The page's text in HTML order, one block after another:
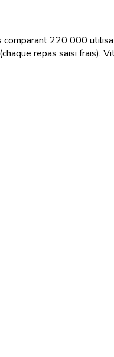
comparant 220 000
repas saisi frais).